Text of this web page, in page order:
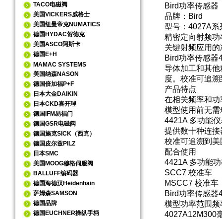
TACO电磁阀
美国VICKERS威格士
美国纽曼帝克NUMATICS
德国HYDAC贺德克
美国ASCO阿斯卡
德国E+H
MAMAC SYSTEMS
美国纳森NASON
德国倍加福P+F
日本大金DAIKIN
日本CKD喜开理
德国IFM易福门
德国GSR电磁阀
德国施克SICK（西克）
德国皮尔兹PILZ
日本SMC
美国MOOG穆格伺服阀
BALLUFF编码器
德国海德汉Heidenhain
萨姆森SAMSON
德国品牌
德国EUCHNER操纵手柄
Bird功率传感器
品牌：Bird
型号：4027A系
精密定向射频功
关键射频应用
Bird功率传感器
导体加工和其
度。校准可追
产品特点
在相关频率和
模型使用前无
4421A 多功能
提供数十种连接
校准可追溯到
配合使用
4421A 多功能
SCC7 校准车
MSCC7 校准车
Bird功率传感器
模型功率范围
4027A12M300